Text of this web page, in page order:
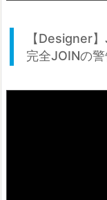
【Designer
完全JOINの